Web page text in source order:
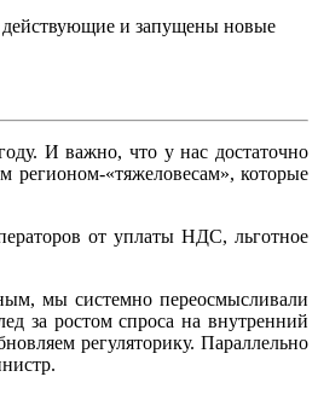
действующие и запущены новые
И важно, что у нас достаточно
«тяжеловесам», которые
от уплаты НДС, льготное
мы системно переосмысливали
за ростом спроса на внутренний
регуляторику. Параллельно